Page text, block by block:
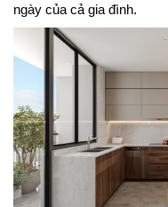
ngày của cả gia đình.